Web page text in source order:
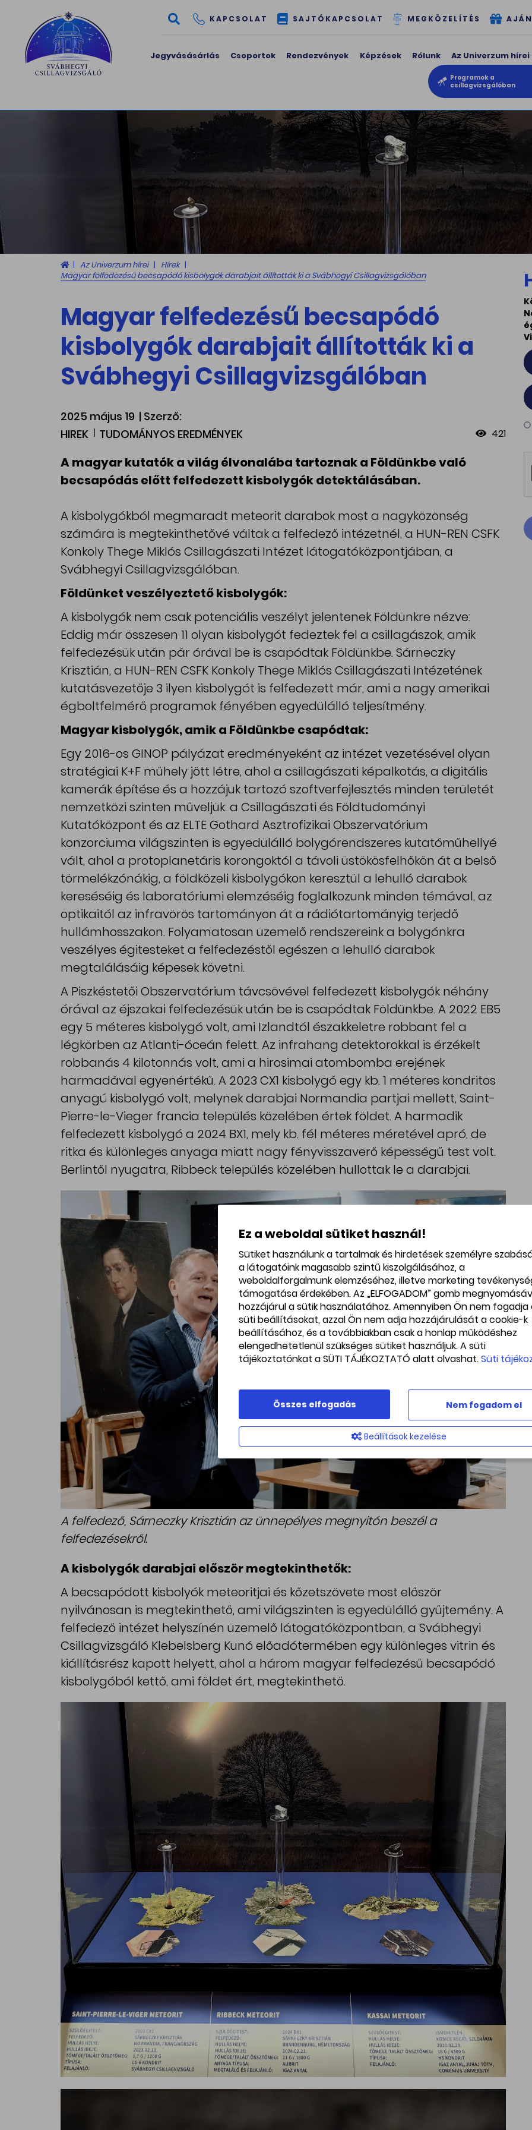
KAPCSOLAT SAJTÓKAPCSOLAT MEGKÖZELÍTÉS
Jegyvásásárlás Csoportok Rendezvények Képzések Rólunk Az Univerzum hírei
Programok a
csillagvizsgálóban
Az Univerzum hírei
Hírek
Magyar felfedezésű becsapódó kisbolygók darabjait állították ki a Svábhegyi Csillagvizsgálóban
Magyar felfedezésű becsapódó
kisbolygók darabjait állították ki a
Svábhegyi Csillagvizsgálóban
2025 május 19 | Szerző:
HIREK
TUDOMÁNYOS EREDMÉNYEK 421
A magyar kutatók a világ élvonalába tartoznak a Földünkbe való
becsapódás előtt felfedezett kisbolygók detektálásában.
A kisbolygókból megmaradt meteorit darabok most a nagyközönség
számára is megtekinthetővé váltak a felfedező intézetnél, a HUN-REN CSFK
Konkoly Thege Miklós Csillagászati Intézet látogatóközpontjában, a
Svábhegyi Csillagvizsgálóban.
Földünket veszélyeztető kisbolygók:
A kisbolygók nem csak potenciális veszélyt jelentenek Földünkre nézve:
Eddig már összesen 11 olyan kisbolygót fedeztek fel a csillagászok, amik
felfedezésük után pár órával be is csapódtak Földünkbe. Sárneczky
Krisztián, a HUN-REN CSFK Konkoly Thege Miklós Csillagászati Intézetének
kutatásvezetője 3 ilyen kisbolygót is felfedezett már, ami a nagy amerikai
égboltfelmérő programok fényében egyedülálló teljesítmény.
Magyar kisbolygók, amik a Földünkbe csapódtak:
Egy 2016-os GINOP pályázat eredményeként az intézet vezetésével olyan
stratégiai K+F műhely jött létre, ahol a csillagászati képalkotás, a digitális
kamerák építése és a hozzájuk tartozó szoftverfejlesztés minden területét
nemzetközi szinten műveljük: a Csillagászati és Földtudományi
Kutatóközpont és az ELTE Gothard Asztrofizikai Obszervatórium
konzorciuma világszinten is egyedülálló bolygórendszeres kutatóműhellyé
vált, ahol a protoplanetáris korongoktól a távoli üstökösfelhőkön át a belső
törmelékzónákig, a földközeli kisbolygókon keresztül a lehulló darabok
kereséséig és laboratóriumi elemzéséig foglalkozunk minden témával, az
optikaitól az infravörös tartományon át a rádiótartományig terjedő
hullámhosszakon. Folyamatosan üzemelő rendszereink a bolygónkra
veszélyes égitesteket a felfedezéstől egészen a lehulló darabok
megtalálásáig képesek követni.
A Piszkéstetői Obszervatórium távcsövével felfedezett kisbolygók néhány
órával az éjszakai felfedezésük után be is csapódtak Földünkbe. A 2022 EB5
egy 5 méteres kisbolygó volt, ami Izlandtól északkeletre robbant fel a
légkörben az Atlanti-óceán felett. Az infrahang detektorokkal is érzékelt
robbanás 4 kilotonnás volt, ami a hirosimai atombomba erejének
harmadával egyenértékű. A 2023 CX1 kisbolygó egy kb. 1 méteres kondritos
anyagú kisbolygó volt, melynek darabjai Normandia partjai mellett, Saint-
Pierre-le-Vieger francia település közelében értek földet. A harmadik
felfedezett kisbolygó a 2024 BX1, mely kb. fél méteres méretével apró, de
ritka és különleges anyaga miatt nagy fényvisszaverő képességű test volt.
Berlintől nyugatra, Ribbeck település közelében hullottak le a darabjai.
A felfedező, Sárneczky Krisztián az ünnepélyes megnyitón beszél a
felfedezésekről.
A kisbolygók darabjai először megtekinthetők:
A becsapódott kisbolyók meteoritjai és kőzetszövete most először
nyilvánosan is megtekinthető, ami világszinten is egyedülálló gyűjtemény. A
felfedező intézet helyszínén üzemelő látogatóközpontban, a Svábhegyi
Csillagvizsgáló Klebelsberg Kunó előadótermében egy különleges vitrin és
kiállításrész kapott helyett, ahol a három magyar felfedezésű becsapódó
kisbolygóból kettő, ami földet ért, megtekinthető.
Ez a weboldal sütiket használ!
Sütiket használunk a tartalmak és hirdetések személyre
a látogatóink magasabb szintű kiszolgálásához, a
weboldalforgalmunk elemzéséhez, illetve marketing
támogatása érdekében. Az „ELFOGADOM” gomb
hozzájárul a sütik használatához. Amennyiben Ön nem fogadja
süti beállításokat, azzal Ön nem adja hozzájárulását a cookie-k
beállításához, és a továbbiakban csak a honlap működéshez
elengedhetetlenül szükséges sütiket használjuk. A süti
tájékoztatónkat a SÜTI TÁJÉKOZTATÓ alatt olvashat.Süti
Összes elfogadás Nem fogadom el
Beállítások kezelése